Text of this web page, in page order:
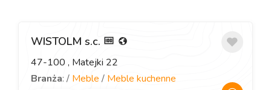
WISTOLM s.c.
47-100 , Matejki 22
Branża: / Meble / Meble kuchenne